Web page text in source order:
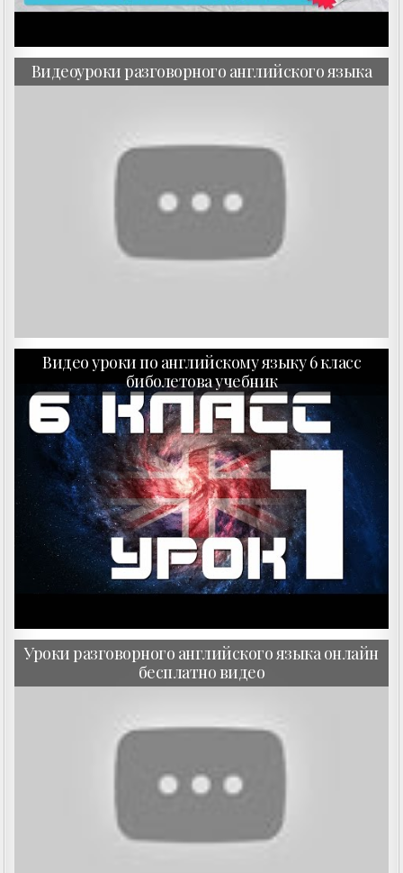
Видеоуроки разговорного английского языка
Видео уроки по английскому языку 6 класс
биболетова учебник
Уроки разговорного английского языка онлайн
бесплатно видео